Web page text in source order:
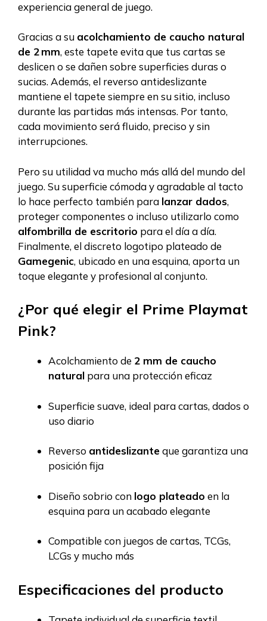
experiencia general de juego.
Gracias a su acolchamiento de caucho natural
de 2 mm, este tapete evita que tus cartas se
deslicen o se dañen sobre superficies duras o
sucias. Además, el reverso antideslizante
mantiene el tapete siempre en su sitio, incluso
durante las partidas más intensas. Por tanto,
cada movimiento será fluido, preciso y sin
interrupciones.
Pero su utilidad va mucho más allá del mundo del
juego. Su superficie cómoda y agradable al tacto
lo hace perfecto también para lanzar dados,
proteger componentes o incluso utilizarlo como
alfombrilla de escritorio para el día a día.
Finalmente, el discreto logotipo plateado de
Gamegenic, ubicado en una esquina, aporta un
toque elegante y profesional al conjunto.
¿Por qué elegir el Prime Playmat
Pink?
Acolchamiento de 2 mm de caucho
natural para una protección eficaz
Superficie suave, ideal para cartas, dados o
uso diario
Reverso antideslizanteque garantiza una
posición fija
Diseño sobrio con logo plateado en la
esquina para un acabado elegante
Compatible con juegos de cartas, TCGs,
LCGs y mucho más
Especificaciones del producto